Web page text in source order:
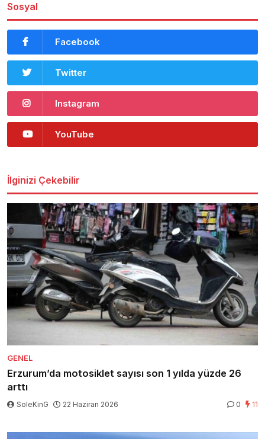
Sosyal
Facebook
Twitter
Instagram
YouTube
İlginizi Çekebilir
GENEL
Erzurum’da motosiklet sayısı son 1 yılda yüzde 26
arttı
SoleKinG 22 Haziran 2026 0 11